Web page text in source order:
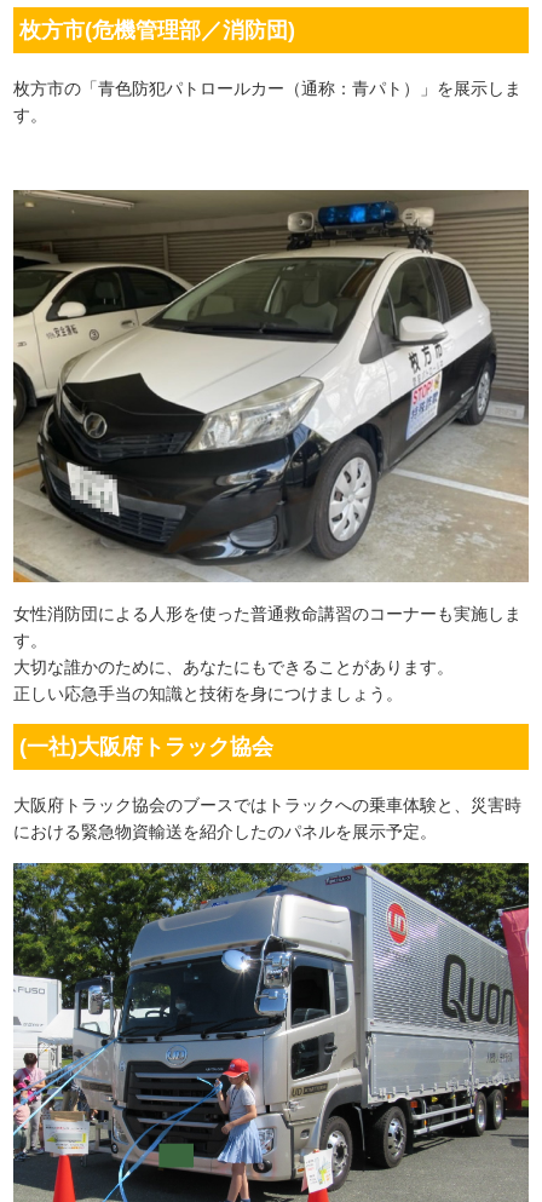
枚方市(危機管理部／消防団)
枚方市の「青色防犯パトロールカー（通称：青パト）」を展示しま
す。
女性消防団による人形を使った普通救命講習のコーナーも実施しま
す。
大切な誰かのために、あなたにもできることがあります。
正しい応急手当の知識と技術を身につけましょう。
(一社)大阪府トラック協会
大阪府トラック協会のブースではトラックへの乗車体験と、災害時
における緊急物資輸送を紹介したのパネルを展示予定。